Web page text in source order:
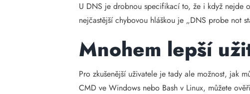
U DNS je drobnou specifikací to, že i když nejde
nejčastější chybovou hláškou je „DNS probe not
Mnohem lepší
Pro zkušenější uživatele je tady ale možnost, jak
CMD ve Windows nebo Bash v Linux, můžete